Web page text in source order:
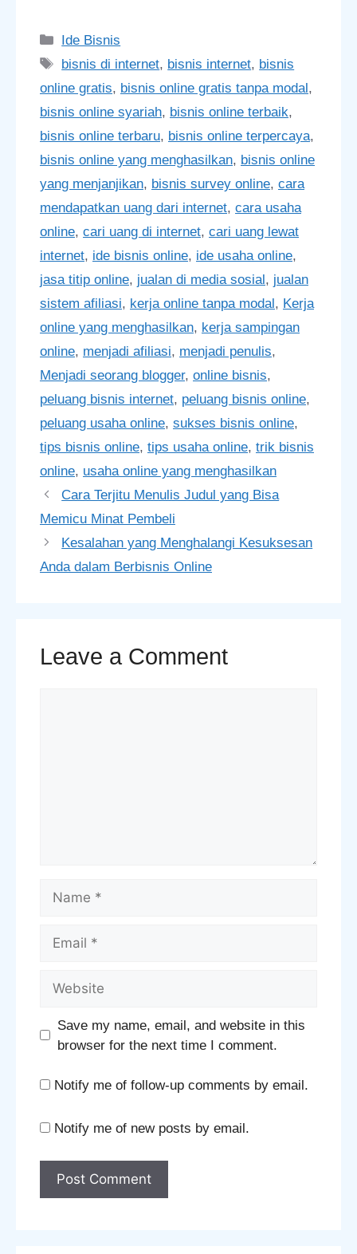
Categories
Ide Bisnis
Tags
bisnis di internet, bisnis internet, bisnis
online gratis, bisnis online gratis tanpa modal,
bisnis online syariah, bisnis online terbaik,
bisnis online terbaru, bisnis online terpercaya,
bisnis online yang menghasilkan, bisnis online
yang menjanjikan, bisnis survey online, cara
mendapatkan uang dari internet, cara usaha
online, cari uang di internet, cari uang lewat
internet, ide bisnis online, ide usaha online,
jasa titip online, jualan di media sosial, jualan
sistem afiliasi, kerja online tanpa modal, Kerja
online yang menghasilkan, kerja sampingan
online, menjadi afiliasi, menjadi penulis,
Menjadi seorang blogger, online bisnis,
peluang bisnis internet, peluang bisnis online,
peluang usaha online, sukses bisnis online,
tips bisnis online, tips usaha online, trik bisnis
online, usaha online yang menghasilkan
Cara Terjitu Menulis Judul yang Bisa
Memicu Minat Pembeli
Kesalahan yang Menghalangi Kesuksesan
Anda dalam Berbisnis Online
Leave a Comment
Save my name, email, and website in this
browser for the next time I comment.
Notify me of follow-up comments by email.
Notify me of new posts by email.